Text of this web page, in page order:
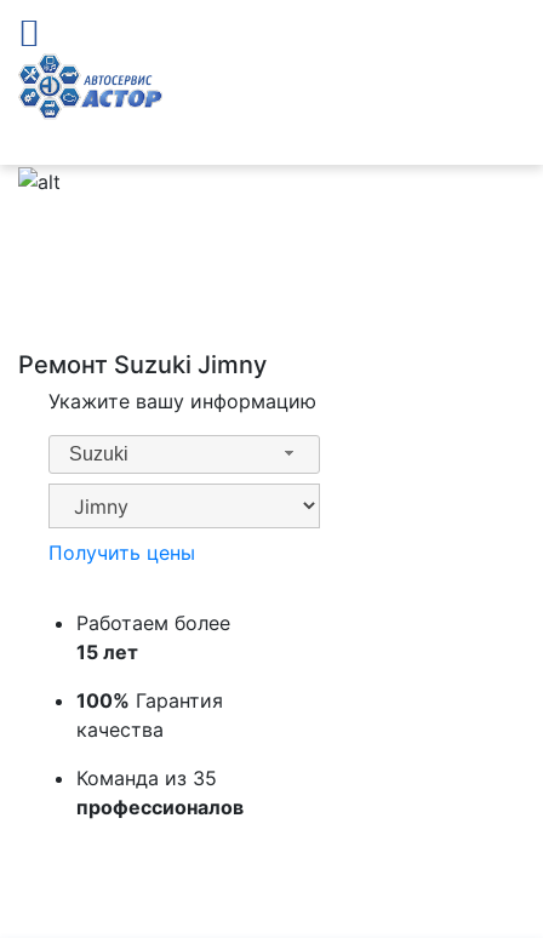
Ремонт Suzuki Jimny
Укажите вашу информацию
Suzuki
Получить цены
Работаем более
15 лет
100% Гарантия
качества
Команда из 35
профессионалов